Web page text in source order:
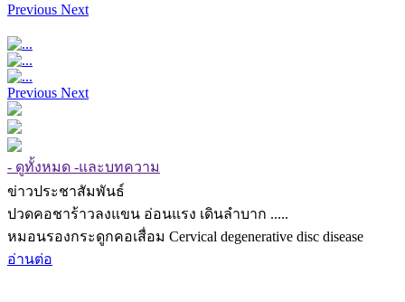
Previous Next
Previous Next
- ดูทั้งหมด -และบทความ
ข่าวประชาสัมพันธ์
ปวดคอชาร้าวลงแขน อ่อนแรง เดินลำบาก .....
หมอนรองกระดูกคอเสื่อม Cervical degenerative disc disease
อ่านต่อ